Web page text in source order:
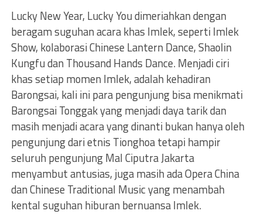
Lucky New Year, Lucky Youdimeriahkan dengan
beragam suguhan acara khas Imlek, seperti Imlek
Show, kolaborasi Chinese Lantern Dance, Shaolin
Kungfu dan Thousand Hands Dance. Menjadi ciri
khas setiap momen Imlek, adalah kehadiran
Barongsai, kali ini para pengunjung bisa menikmati
Barongsai Tonggak yang menjadi daya tarik dan
masih menjadi acara yang dinanti bukan hanya oleh
pengunjung dari etnis Tionghoa tetapi hampir
seluruh pengunjung Mal Ciputra Jakarta
menyambut antusias, juga masih ada Opera China
dan Chinese Traditional Music yang menambah
kental suguhan hiburan bernuansa Imlek.